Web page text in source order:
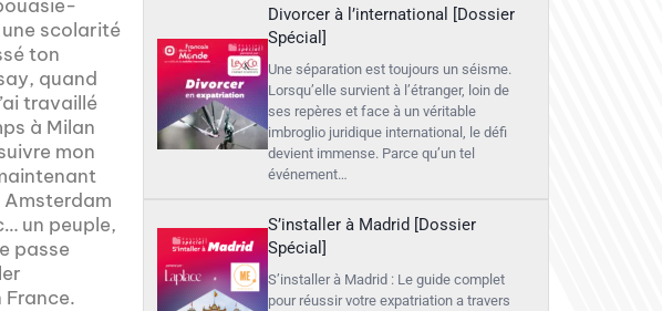
Divorcer à l’international [Dossier
Spécial]
Une séparation est toujours un séisme.
Lorsqu’elle survient à l’étranger, loin de
ses repères et face à un véritable
imbroglio juridique international, le défi
devient immense. Parce qu’un tel
événement…
S’installer à Madrid [Dossier
Spécial]
S’installer à Madrid : Le guide complet
pour réussir votre expatriation a travers